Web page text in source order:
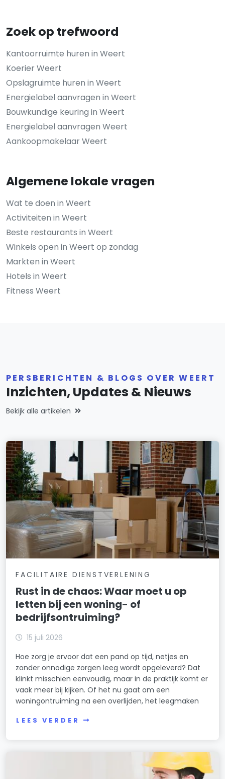
Zoek op trefwoord
Kantoorruimte huren in Weert
Koerier Weert
Opslagruimte huren in Weert
Energielabel aanvragen in Weert
Bouwkundige keuring in Weert
Energielabel aanvragen Weert
Aankoopmakelaar Weert
Algemene lokale vragen
Wat te doen in Weert
Activiteiten in Weert
Beste restaurants in Weert
Winkels open in Weert op zondag
Markten in Weert
Hotels in Weert
Fitness Weert
PERSBERICHTEN & BLOGS OVER WEERT
Inzichten, Updates & Nieuws
Bekijk alle artikelen
FACILITAIRE DIENSTVERLENING
Rust in de chaos: Waar moet u op
letten bij een woning- of
bedrijfsontruiming?
15 juli 2026
Hoe zorg je ervoor dat een pand op tijd, netjes en
zonder onnodige zorgen leeg wordt opgeleverd? Dat
klinkt misschien eenvoudig, maar in de praktijk komt er
vaak meer bij kijken. Of het nu gaat om een
woningontruiming na een overlijden, het leegmaken
LEES VERDER